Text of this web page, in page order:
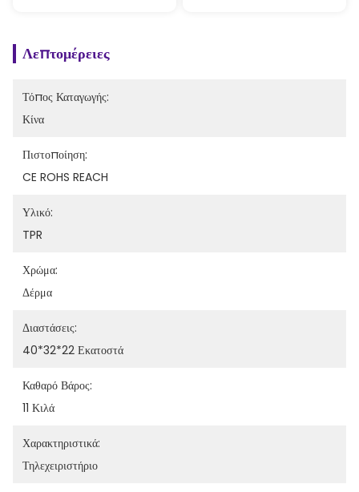
Λεπτομέρειες
Τόπος Καταγωγής:
Κίνα
Πιστοποίηση:
CE ROHS REACH
Υλικό:
TPR
Χρώμα:
Δέρμα
Διαστάσεις:
40*32*22 Εκατοστά
Καθαρό Βάρος:
11 Κιλά
Χαρακτηριστικά:
Τηλεχειριστήριο